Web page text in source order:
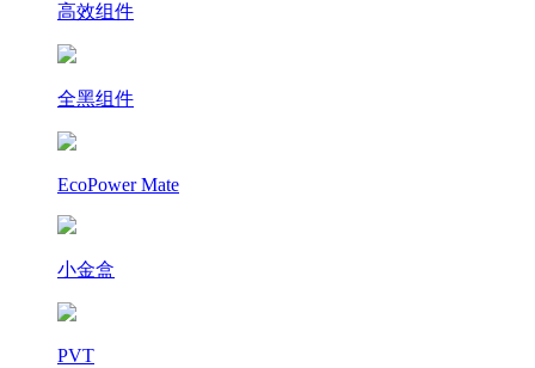
高效组件
全黑组件
EcoPower Mate
小金盒
PVT